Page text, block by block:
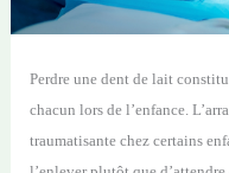
Perdre unedent de lait
chacun lors de l’enfance. L’
traumatisante chez certains